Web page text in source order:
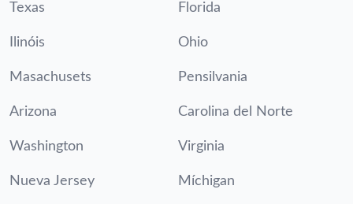
Texas Florida
Ilinóis Ohio
Masachusets Pensilvania
Arizona Carolina del Norte
Washington Virginia
Nueva Jersey Míchigan